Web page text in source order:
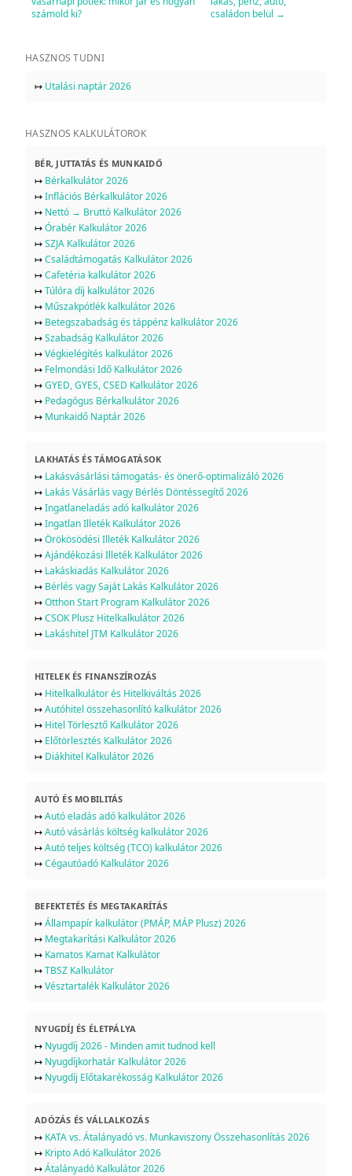
számold ki?
családon belül →
HASZNOS TUDNI
↦ Utalási naptár 2026
HASZNOS KALKULÁTOROK
BÉR, JUTTATÁS ÉS MUNKAIDŐ
↦ Bérkalkulátor 2026
↦Inflációs Bérkalkulátor 2026
↦ Nettó → Bruttó Kalkulátor 2026
↦Órabér Kalkulátor 2026
↦SZJA Kalkulátor 2026
↦Családtámogatás Kalkulátor 2026
↦Cafetéria kalkulátor 2026
↦Túlóra díj kalkulátor 2026
↦ Műszakpótlék kalkulátor 2026
↦ Betegszabadság és táppénz kalkulátor 2026
↦Szabadság Kalkulátor 2026
↦Végkielégítés kalkulátor 2026
↦ Felmondási Idő Kalkulátor 2026
↦GYED, GYES, CSED Kalkulátor 2026
↦ Pedagógus Bérkalkulátor 2026
↦ Munkaidő Naptár 2026
LAKHATÁS ÉS TÁMOGATÁSOK
↦ Lakásvásárlási támogatás- és önerő-optimalizáló 2026
↦ Lakás Vásárlás vagy Bérlés Döntéssegítő 2026
↦Ingatlaneladás adó kalkulátor 2026
↦Ingatlan Illeték Kalkulátor 2026
↦Örökösödési Illeték Kalkulátor 2026
↦Ajándékozási Illeték Kalkulátor 2026
↦ Lakáskiadás Kalkulátor 2026
↦ Bérlés vagy Saját Lakás Kalkulátor 2026
↦Otthon Start Program Kalkulátor 2026
↦CSOK Plusz Hitelkalkulátor 2026
↦ Lakáshitel JTM Kalkulátor 2026
HITELEK ÉS FINANSZÍROZÁS
↦ Hitelkalkulátor és Hitelkiváltás 2026
↦Autóhitel összehasonlító kalkulátor 2026
↦ Hitel Törlesztő Kalkulátor 2026
↦ Előtörlesztés Kalkulátor 2026
↦ Diákhitel Kalkulátor 2026
AUTÓ ÉS MOBILITÁS
↦Autó eladás adó kalkulátor 2026
↦Autó vásárlás költség kalkulátor 2026
↦Autó teljes költség (TCO) kalkulátor 2026
↦Cégautóadó Kalkulátor 2026
BEFEKTETÉS ÉS MEGTAKARÍTÁS
↦Állampapír kalkulátor (PMÁP, MÁP Plusz) 2026
↦ Megtakarítási Kalkulátor 2026
↦ Kamatos Kamat Kalkulátor
↦TBSZ Kalkulátor
↦Vésztartalék Kalkulátor 2026
NYUGDÍJ ÉS ÉLETPÁLYA
↦ Nyugdíj 2026 - Minden amit tudnod kell
↦ Nyugdíjkorhatár Kalkulátor 2026
↦ Nyugdíj Előtakarékosság Kalkulátor 2026
ADÓZÁS ÉS VÁLLALKOZÁS
↦ KATA vs. Átalányadó vs. Munkaviszony Összehasonlítás 2026
↦ Kripto Adó Kalkulátor 2026
↦Átalányadó Kalkulátor 2026